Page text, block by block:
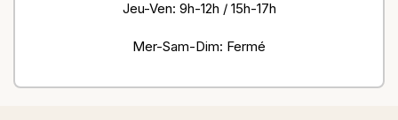
Jeu-Ven: 9h-12h / 15h-17h
Mer-Sam-Dim: Fermé